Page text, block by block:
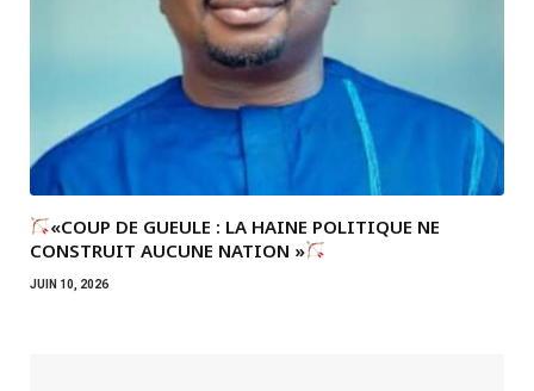
«COUP DE GUEULE : LA HAINE POLITIQUE NE
CONSTRUIT AUCUNE NATION »
JUIN 10, 2026